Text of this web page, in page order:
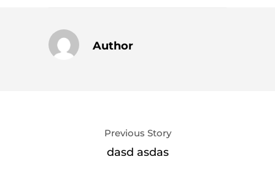
Author
Previous Story
dasd asdas